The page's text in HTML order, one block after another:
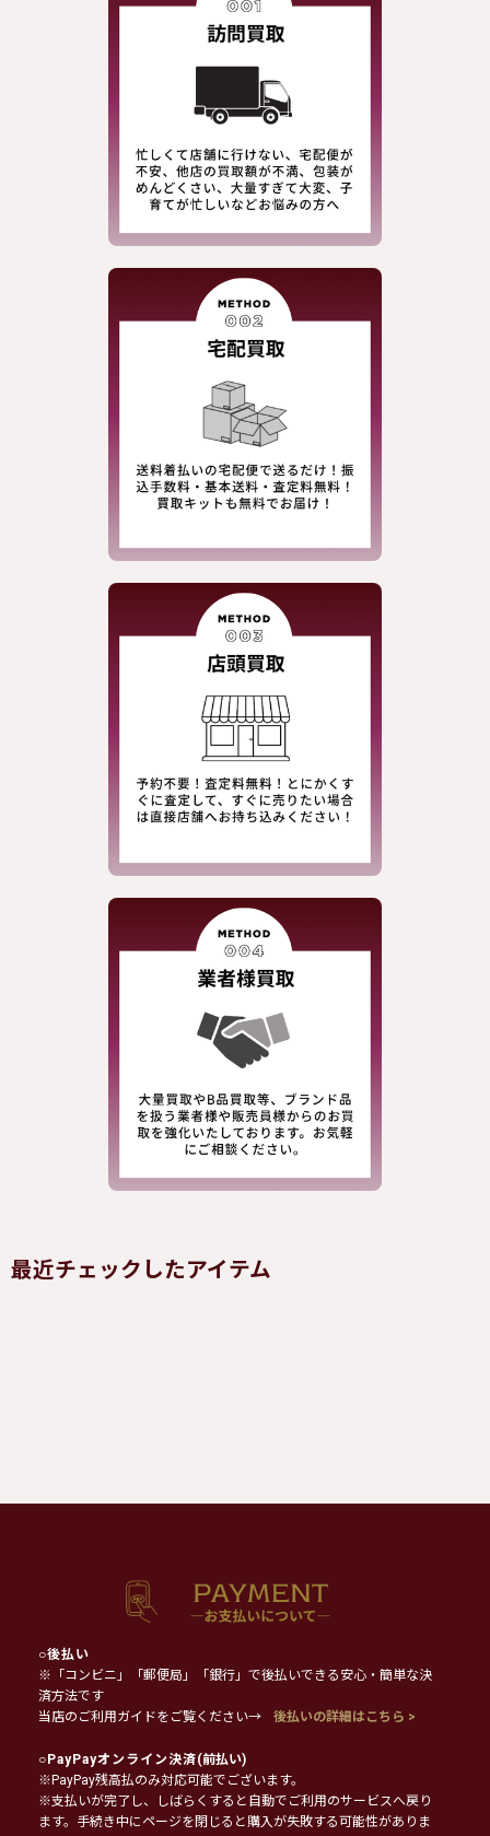
最近チェックしたアイテム
○後払い
※「コンビニ」「郵便局」「銀行」で後払いできる安心・簡単な決
済方法です
当店のご利用ガイドをご覧ください→
後払いの詳細はこちら >
○PayPayオンライン決済(前払い)
※PayPay残高払のみ対応可能でございます。
※支払いが完了し、しばらくすると自動でご利用のサービスへ戻り
ます。手続き中にページを閉じると購入が失敗する可能性がありま